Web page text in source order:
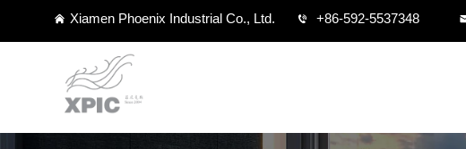
Xiamen Phoenix Industrial Co., Ltd. +86-592-5537348